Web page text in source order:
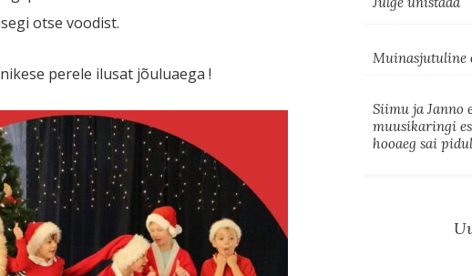
otse voodist.
perele ilusat jõuluaega !
Muinasjutuline
Siimu ja Janno
muusikaringi
hooaeg sai